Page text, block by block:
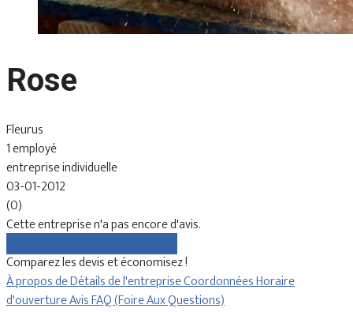
Rose
Fleurus
1 employé
entreprise individuelle
03-01-2012
(0)
Cette entreprise n'a pas encore d'avis.
Comparez les devis et économisez !
À propos deDétails de l'entrepriseCoordonnéesHoraire
d'ouvertureAvisFAQ (Foire Aux Questions)